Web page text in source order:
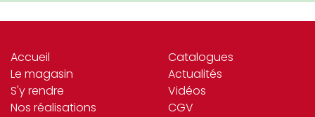
Accueil
Le magasin
S'y rendre
Nos réalisations
Catalogues
Actualités
Vidéos
CGV